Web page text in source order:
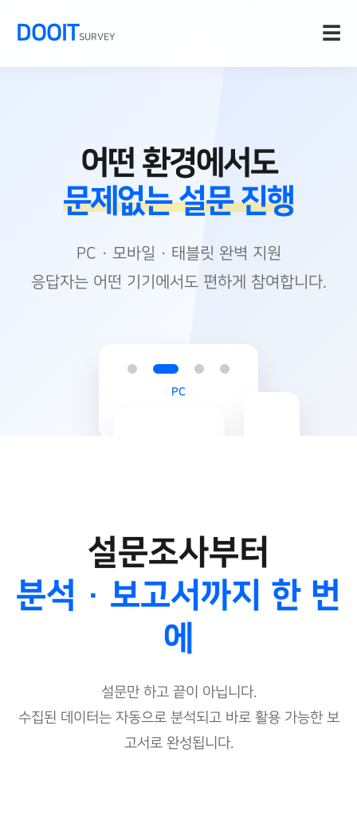
DOOITSURVEY ☰
어떤 환경에서도
문제없는 설문 진행
PC · 모바일 · 태블릿 완벽 지원
응답자는 어떤 기기에서도 편하게 참여합니다.
PC
설문조사부터
분석 · 보고서까지 한 번
에
설문만 하고 끝이 아닙니다.
수집된 데이터는 자동으로 분석되고 바로 활용 가능한 보
고서로 완성됩니다.